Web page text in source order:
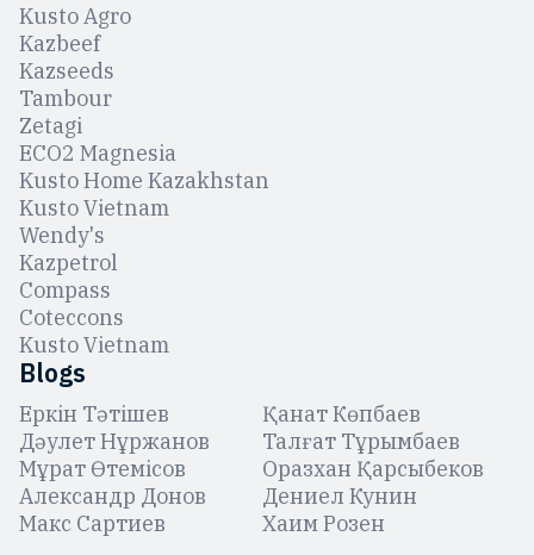
Kusto Agro
Kazbeef
Kazseeds
Tambour
Zetagi
ЕCO2 Magnesia
Kusto Home Kazakhstan
Kusto Vietnam
Wendy's
Kazpetrol
Compass
Coteccons
Kusto Vietnam
Blogs
Еркін Тәтішев
Қанат Көпбаев
Дәулет Нұржанов
Талғат Тұрымбаев
Мұрат Өтемісов
Оразхан Қарсыбеков
Александр Донов
Дениел Кунин
Макс Сартиев
Хаим Розен